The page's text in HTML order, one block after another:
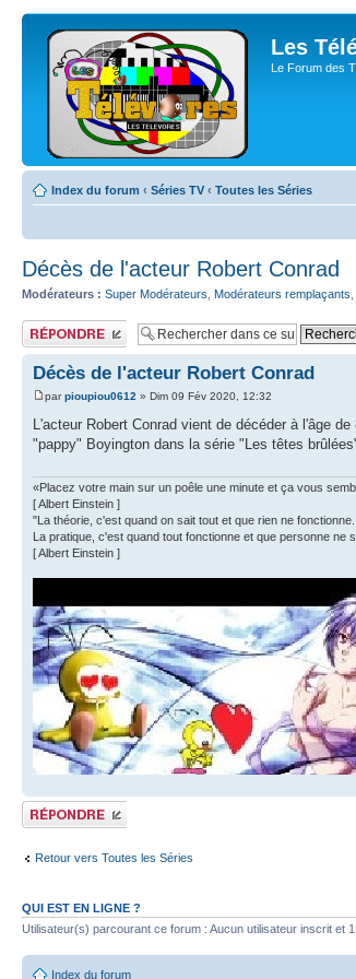
Les
Le Forum des
Index du forum ‹ Séries TV ‹ Toutes les Séries
Décès de l'acteur Robert Conrad
Modérateurs : Super Modérateurs Modérateurs remplaçants
Publier une
réponse
Décès de l'acteur Robert Conrad
parpioupiou0612 » Dim 09 Fév 2020, 12:32
L'acteur Robert Conrad vient de décéder à l'âge
"pappy" Boyington dans la série "Les têtes
«Placez votre main sur un poêle une minute et ça vous
[ Albert Einstein ]
"La théorie, c'est quand on sait tout et que rien ne fonctionne.
La pratique, c'est quand tout fonctionne et que personne ne
[ Albert Einstein ]
Publier une
réponse
Retour vers Toutes les Séries
QUI EST EN LIGNE ?
Utilisateur(s) parcourant ce forum : Aucun utilisateur inscrit et
Index du forum